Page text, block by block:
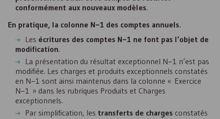
conformément aux nouveaux modèles.
En pratique, la colonne N−1 des comptes annuels.
Les écritures des comptes N−1 ne font pas l’objet de
modification.
La présentation du résultat exceptionnel N−1 n’est pas
modifiée. Les charges et produits exceptionnels constatés
en N−1 sont ainsi maintenus dans la colonne « Exercice
N−1 » dans les rubriques Produits et Charges
exceptionnels.
Par simplification, les transferts de charges constatés